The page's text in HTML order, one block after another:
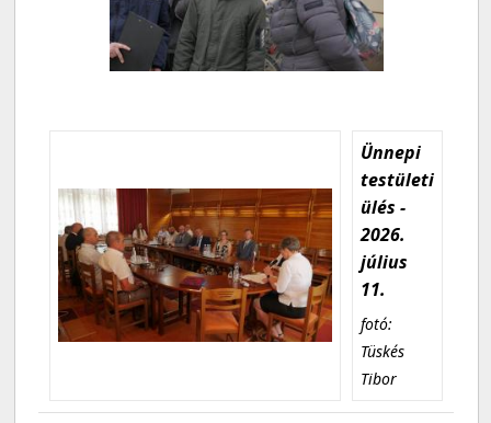
Ünnepi
testületi
ülés -
2026.
július
11.
fotó:
Tüskés
Tibor